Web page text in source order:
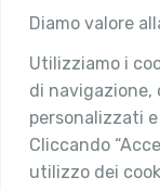
Diamo valore
Utilizziamo i
di
personalizzati
Cliccando
utilizzo dei
Associazione
Chi siamo
Attività
Contatti
Area